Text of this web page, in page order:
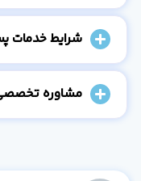
شرایط خدمات
مشاوره تخصصی